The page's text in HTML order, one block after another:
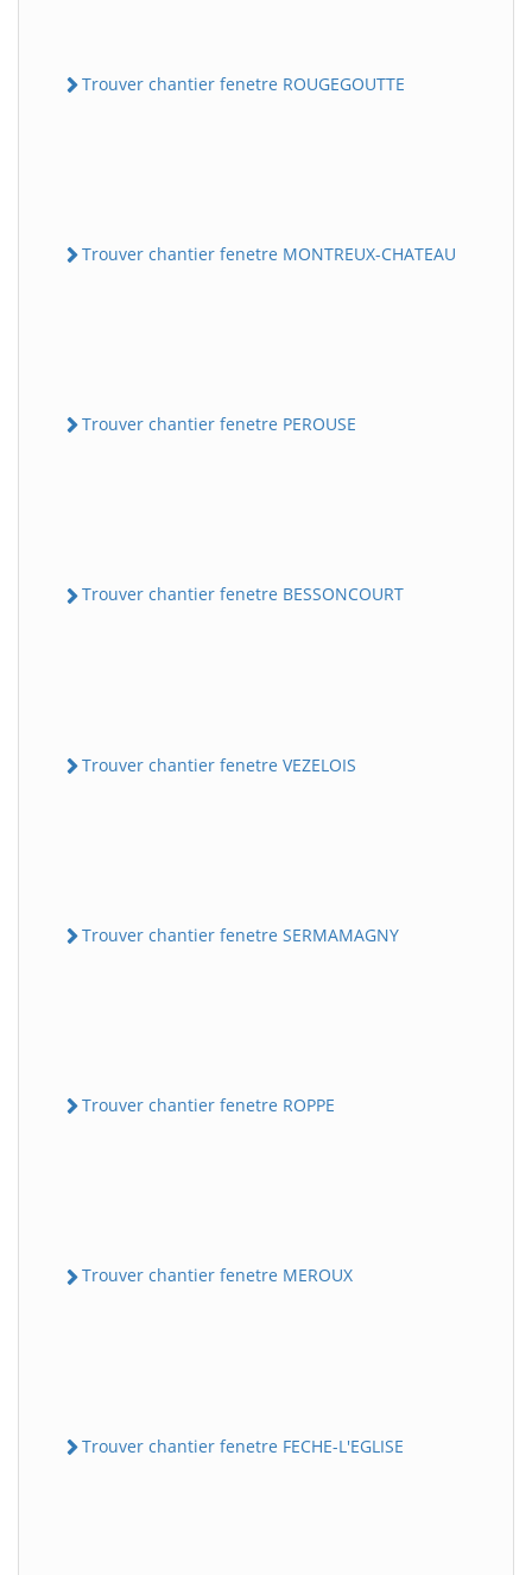
Trouver chantier fenetre ROUGEGOUTTE
Trouver chantier fenetre MONTREUX-CHATEAU
Trouver chantier fenetre PEROUSE
Trouver chantier fenetre BESSONCOURT
Trouver chantier fenetre VEZELOIS
Trouver chantier fenetre SERMAMAGNY
Trouver chantier fenetre ROPPE
Trouver chantier fenetre MEROUX
Trouver chantier fenetre FECHE-L'EGLISE